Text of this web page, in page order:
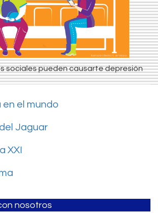
sociales pueden causarte depresión
en el mundo
Jaguar
XXI
nosotros